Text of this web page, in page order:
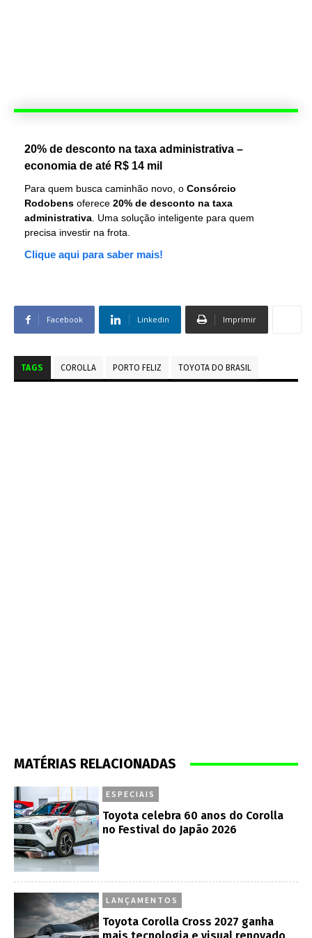
20% de desconto na taxa administrativa –
economia de até R$ 14 mil
Para quem busca caminhão novo, o Consórcio
Rodobens oferece 20% de desconto na taxa
administrativa . Uma solução inteligente para quem
precisa investir na frota.
Clique aqui para saber mais!
Facebook Linkedin Imprimir
TAGS COROLLA PORTO FELIZ TOYOTA DO BRASIL
MATÉRIAS RELACIONADAS
ESPECIAIS
Toyota celebra 60 anos do Corolla
no Festival do Japão 2026
LANÇAMENTOS
Toyota Corolla Cross 2027 ganha